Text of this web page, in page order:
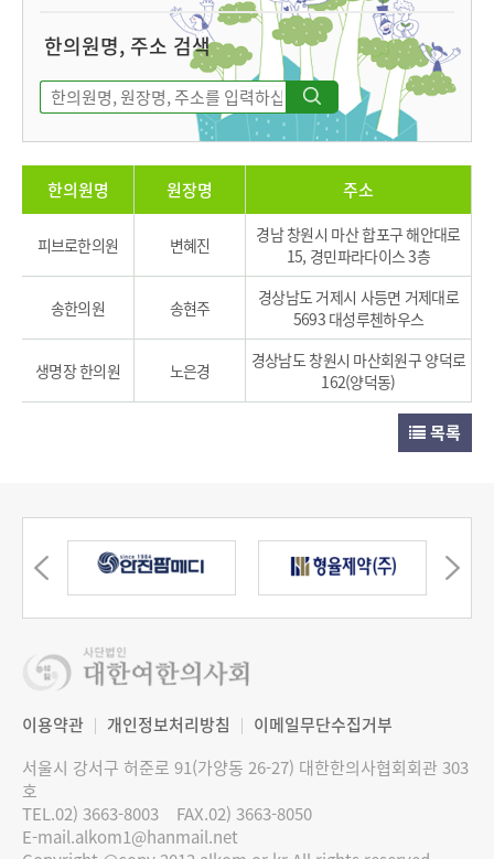
한의원명, 주소 검색
한의원명 원장명 주소
피브로한의원 변혜진
경남 창원시 마산 합포구 해안대로
15, 경민파라다이스 3층
송한의원 송현주
경상남도 거제시 사등면 거제대로
5693 대성루첸하우스
생명장 한의원 노은경
경상남도 창원시 마산회원구 양덕로
162(양덕동)
목록
이용약관 개인정보처리방침
이메일무단수집거부
서울시 강서구 허준로 91(가양동 26-27) 대한한의사협회회관 303
호
TEL.02) 3663-8003
FAX.02) 3663-8050
E-mail.alkom1@hanmail.net